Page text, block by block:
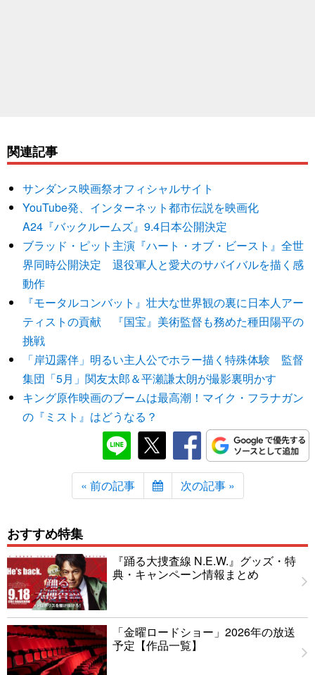
関連記事
サンダンス映画祭オフィシャルサイト
YouTube発、インターネット都市伝説を映画化
A24『バックルームズ』9.4日本公開決定
ブラッド・ピット主演『ハート・オブ・ビースト』全世
界同時公開決定 退役軍人と愛犬のサバイバルを描く感
動作
『モータルコンバット』壮大な世界観の裏に日本人アー
ティストの貢献 『国宝』美術監督も務めた種田陽平の
挑戦
「岸辺露伴」明るい主人公でホラー描く特殊体験 監督
集団「5月」関友太郎＆平瀬謙太朗が撮影裏明かす
キング原作映画のブームは最高潮！マイク・フラナガン
の『ミスト』はどうなる？
« 前の記事 次の記事 »
おすすめ特集
『踊る大捜査線 N.E.W.』グッズ・特
典・キャンペーン情報まとめ
「金曜ロードショー」2026年の放送
予定【作品一覧】